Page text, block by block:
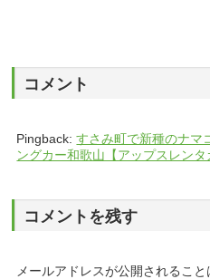
コメント
Pingback:すさみ町で新種のナマ
ングカー和歌山【アップスレンタ
コメントを残す
メールアドレスが公開されること